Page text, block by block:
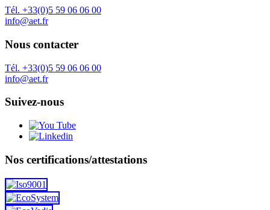
Tél. +33(0)5 59 06 06 00
info@aet.fr
Nous contacter
Tél. +33(0)5 59 06 06 00
info@aet.fr
Suivez-nous
Nos certifications/attestations